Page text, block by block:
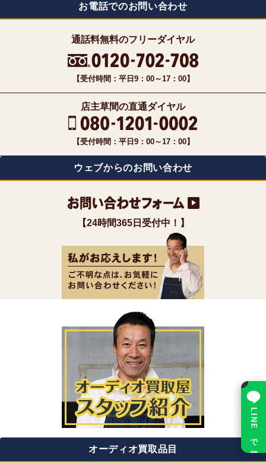
お電話でのお問い合わせ
通話料無料のフリーダイヤル
【受付時間：平日9：00～17：00】
店主草間の直通ダイヤル
【受付時間：平日9：00～17：00】
ウェブからのお問い合わせ
【24時間365日受付中！】
オーディオ買取品目
LINE で相談
×